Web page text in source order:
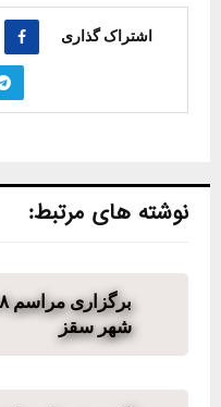
اشتراک گذاری
نوشته های مرتبط:
شهر سقز